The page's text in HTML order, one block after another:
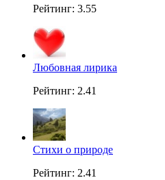
Рейтинг: 3.55
Любовная лирика
Рейтинг: 2.41
Стихи о природе
Рейтинг: 2.41